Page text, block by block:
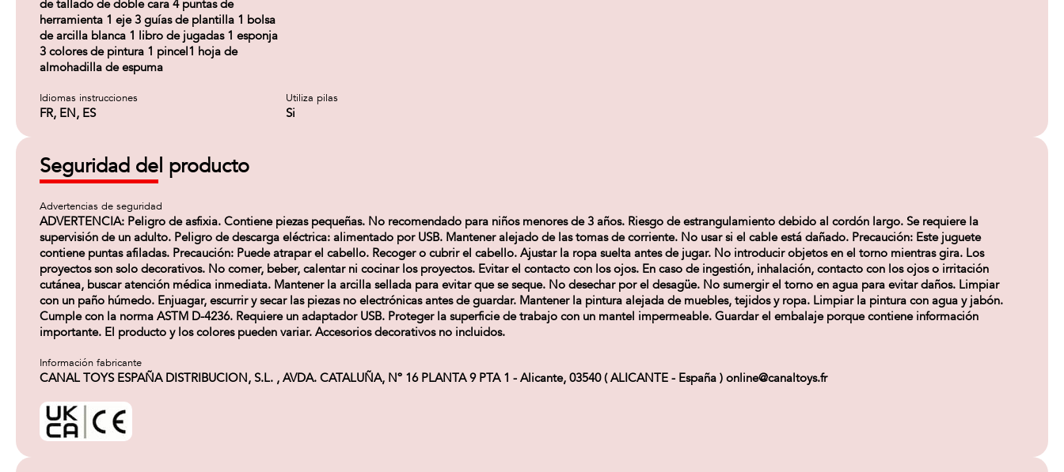
de tallado de doble cara 4 puntas de
herramienta 1 eje 3 guías de plantilla 1 bolsa
de arcilla blanca 1 libro de jugadas 1 esponja
3 colores de pintura 1 pincel1 hoja de
almohadilla de espuma
Idiomas instrucciones
FR, EN, ES
Utiliza pilas
Si
Seguridad del producto
Advertencias de seguridad
ADVERTENCIA: Peligro de asfixia. Contiene piezas pequeñas. No recomendado para niños menores de 3 años. Riesgo de estrangulamiento debido al cordón largo. Se requiere la
supervisión de un adulto. Peligro de descarga eléctrica: alimentado por USB. Mantener alejado de las tomas de corriente. No usar si el cable está dañado. Precaución: Este juguete
contiene puntas afiladas. Precaución: Puede atrapar el cabello. Recoger o cubrir el cabello. Ajustar la ropa suelta antes de jugar. No introducir objetos en el torno mientras gira. Los
proyectos son solo decorativos. No comer, beber, calentar ni cocinar los proyectos. Evitar el contacto con los ojos. En caso de ingestión, inhalación, contacto con los ojos o irritación
cutánea, buscar atención médica inmediata. Mantener la arcilla sellada para evitar que se seque. No desechar por el desagüe. No sumergir el torno en agua para evitar daños. Limpiar
con un paño húmedo. Enjuagar, escurrir y secar las piezas no electrónicas antes de guardar. Mantener la pintura alejada de muebles, tejidos y ropa. Limpiar la pintura con agua y jabón.
Cumple con la norma ASTM D-4236. Requiere un adaptador USB. Proteger la superficie de trabajo con un mantel impermeable. Guardar el embalaje porque contiene información
importante. El producto y los colores pueden variar. Accesorios decorativos no incluidos.
Información fabricante
CANAL TOYS ESPAÑA DISTRIBUCION, S.L. , AVDA. CATALUÑA, Nº 16 PLANTA 9 PTA 1 - Alicante, 03540 ( ALICANTE - España ) online@canaltoys.fr